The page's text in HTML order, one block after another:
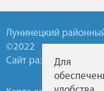
Лунинецкий
©2022
Сайт разработан УП
Для